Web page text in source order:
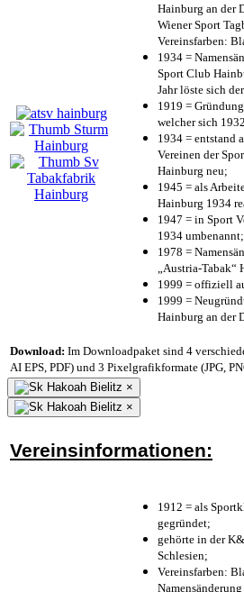
Hainburg an der
Wiener Sport
Vereinsfarben:
1934 =
Sport Club
Jahr löste sich
1919 =
welcher sich
1934 = entstand
Vereinen der
Hainburg neu;
1945 = als
Hainburg 1934
1947 = in Sport
1934 umbenannt;
1978 =
„Austria-Tabak“
1999 = offiziell
1999 =
Hainburg an der
Download: Im Downloadpaket sind 4
AI EPS, PDF) und 3 Pixelgrafikformate (JPG,
×
×
Vereinsinformationen:
1912 = als
gegründet;
gehörte in der
Schlesien;
Vereinsfarben: